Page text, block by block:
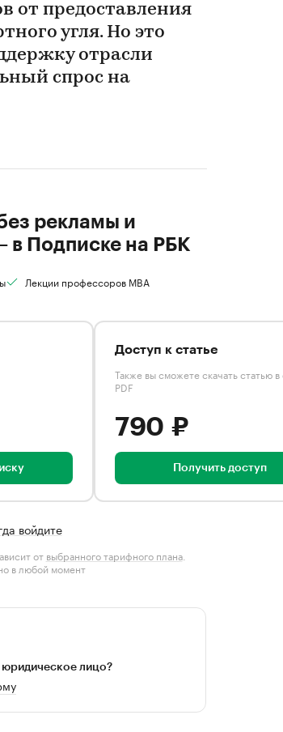
от предоставления
угля. Но это
отрасли
спрос на
рекламы и
в Подписке на РБК
Лекции профессоров MBA
Доступ к статье
Также вы сможете скачать статью
PDF
790 ₽
Получить доступ
войдите
от выбранного тарифного плана.
в любой момент
лицо?